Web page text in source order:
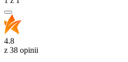
4.8
z 38 opinii